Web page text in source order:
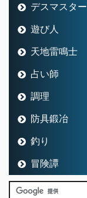
デスマスター
遊び人
天地雷鳴士
占い師
調理
防具鍛冶
釣り
冒険譚